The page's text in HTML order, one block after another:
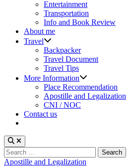
sub
menu
Entertainment
Transportation
Info and Book Review
About me
Travel
sub
menu
Backpacker
Travel Document
Travel Tips
More Information
sub
menu
Place Recommendation
Apostille and Legalization
CNI / NOC
Contact us
Search
for:
Posted
Apostille and Legalization